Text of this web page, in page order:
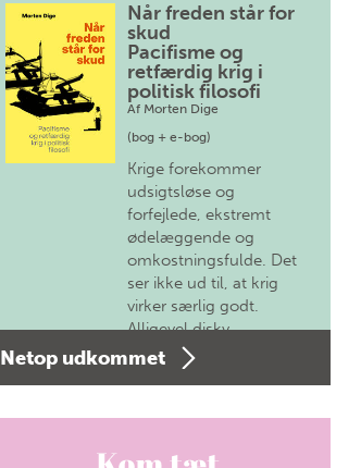
Når freden står for
skud
Pacifisme og
retfærdig krig i
politisk filosofi
Af Morten Dige
(bog + e-bog)
Krige forekommer
udsigtsløse og
forfejlede, ekstremt
ødelæggende og
omkostningsfulde. Det
ser ikke ud til, at krig
virker særlig godt.
Alligevel diskv…
Netop udkommet